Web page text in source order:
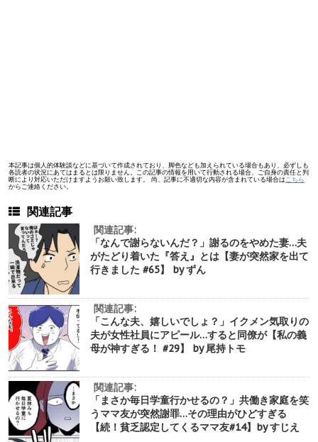
本記事は個人的体験談などに基づいて作成されており、脚色なども加えられている場合もあり、必ずしも
各読者の状況にあてはまるとは限りません。この記事の情報を用いて行動される場合、ご自身の責任と判
断により対応いただけますようお願い致します。 尚、記事に不適切な内容が含まれている場合は こちら
からご連絡ください。
関連記事
関連記事:
「なんで謝らないんだ？」謝るのをやめた妻…夫
がたどり着いた『答え』とは【妻が突然家を出て
行きました #65】 by ずん
関連記事:
「こんな夫、嬉しいでしょ？」イクメン気取りの
夫が女性社員にアピール…すると同僚が【私の義
母が神すぎる！ #29】 by 尾持トモ
関連記事:
「まさか毎日学童行かせるの？」共働き家庭を笑
うママ友が突然謝罪…その理由がひどすぎる
【続！貧乏認定してくるママ友#14】by すじえ